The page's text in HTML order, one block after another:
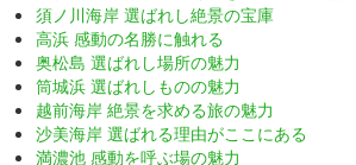
須ノ川海岸 選ばれし絶景の宝庫
高浜 感動の名勝に触れる
奥松島 選ばれし場所の魅力
筒城浜 選ばれしものの魅力
越前海岸 絶景を求める旅の魅力
沙美海岸 選ばれる理由がここにある
満濃池 感動を呼ぶ場の魅力